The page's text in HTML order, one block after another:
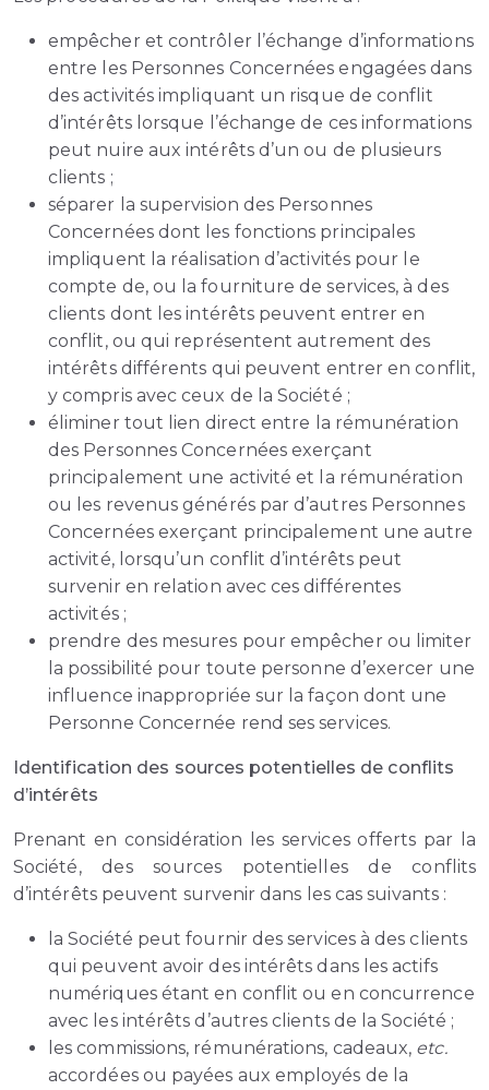
empêcher et contrôler l’échange d’informations
entre les Personnes Concernées engagées dans
des activités impliquant un risque de conflit
d’intérêts lorsque l’échange de ces informations
peut nuire aux intérêts d’un ou de plusieurs
clients ;
séparer la supervision des Personnes
Concernées dont les fonctions principales
impliquent la réalisation d’activités pour le
compte de, ou la fourniture de services, à des
clients dont les intérêts peuvent entrer en
conflit, ou qui représentent autrement des
intérêts différents qui peuvent entrer en conflit,
y compris avec ceux de la Société ;
éliminer tout lien direct entre la rémunération
des Personnes Concernées exerçant
principalement une activité et la rémunération
ou les revenus générés par d’autres Personnes
Concernées exerçant principalement une autre
activité, lorsqu’un conflit d’intérêts peut
survenir en relation avec ces différentes
activités ;
prendre des mesures pour empêcher ou limiter
la possibilité pour toute personne d’exercer une
influence inappropriée sur la façon dont une
Personne Concernée rend ses services.
Identification des sources potentielles de conflits
d’intérêts
Prenant en considération les services offerts par la
Société, des sources potentielles de conflits
d’intérêts peuvent survenir dans les cas suivants :
la Société peut fournir des services à des clients
qui peuvent avoir des intérêts dans les actifs
numériques étant en conflit ou en concurrence
avec les intérêts d’autres clients de la Société ;
les commissions, rémunérations, cadeaux, etc.
accordées ou payées aux employés de la